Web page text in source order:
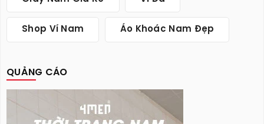
Shop Ví Nam Áo Khoác Nam Đẹp
QUẢNG CÁO